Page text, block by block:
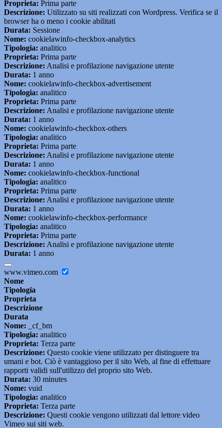
Proprieta: Prima parte
Descrizione: Utilizzato su siti realizzati con Wordpress. Verifica se il
browser ha o meno i cookie abilitati
Durata: Sessione
Nome: cookielawinfo-checkbox-analytics
Tipologia: analitico
Proprieta: Prima parte
Descrizione: Analisi e profilazione navigazione utente
Durata: 1 anno
Nome: cookielawinfo-checkbox-advertisement
Tipologia: analitico
Proprieta: Prima parte
Descrizione: Analisi e profilazione navigazione utente
Durata: 1 anno
Nome: cookielawinfo-checkbox-others
Tipologia: analitico
Proprieta: Prima parte
Descrizione: Analisi e profilazione navigazione utente
Durata: 1 anno
Nome: cookielawinfo-checkbox-functional
Tipologia: analitico
Proprieta: Prima parte
Descrizione: Analisi e profilazione navigazione utente
Durata: 1 anno
Nome: cookielawinfo-checkbox-performance
Tipologia: analitico
Proprieta: Prima parte
Descrizione: Analisi e profilazione navigazione utente
Durata: 1 anno
www.vimeo.com
Nome
Tipologia
Proprieta
Descrizione
Durata
Nome: _cf_bm
Tipologia: analitico
Proprieta: Terza parte
Descrizione: Questo cookie viene utilizzato per distinguere tra
umani e bot. Ciò è vantaggioso per il sito Web, al fine di effettuare
rapporti validi sull'utilizzo del proprio sito Web.
Durata: 30 minutes
Nome: vuid
Tipologia: analitico
Proprieta: Terza parte
Descrizione: Questi cookie vengono utilizzati dal lettore video
Vimeo sui siti web.